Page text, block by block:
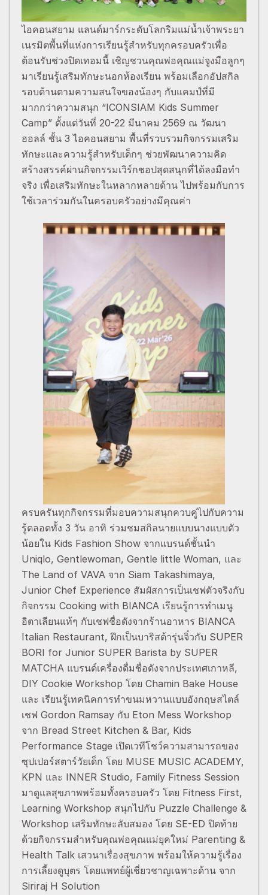
ไอคอนสยาม แลนด์มาร์กระดับโลกริมแม่น้ำเจ้าพระยา
เนรมิตพื้นที่แห่งการเรียนรู้สำหรับทุกครอบครัวเพื่อ
ต้อนรับช่วงปิดเทอมนี้ เชิญชวนคุณพ่อคุณแม่จูงมือลูกๆ
มาเรียนรู้เสริมทักษะนอกห้องเรียน พร้อมเลือกอัปสกิล
รอบด้านตามความสนใจของน้องๆ กับแคมป์ที่มี
มากกว่าความสนุก “ICONSIAM Kids Summer
Camp” ตั้งแต่วันที่ 20-22 มีนาคม 2569 ณ วัฒนา
ฮอลล์ ชั้น 3 ไอคอนสยาม พื้นที่รวบรวมกิจกรรมเสริม
ทักษะและความรู้สำหรับเด็กๆ ช่วยพัฒนาความคิด
สร้างสรรค์ผ่านกิจกรรมเวิร์กชอปสุดสนุกที่ได้ลงมือทำ
จริง เพื่อเสริมทักษะในหลากหลายด้าน ไปพร้อมกับการ
ใช้เวลาร่วมกันในครอบครัวอย่างมีคุณค่า
ครบครันทุกกิจกรรมที่มอบความสนุกควบคู่ไปกับความ
รู้ตลอดทั้ง 3 วัน อาทิ ร่วมชมสกิลนายแบบนางแบบตัว
น้อยใน Kids Fashion Show จากแบรนด์ชั้นนำ
Uniqlo, Gentlewoman, Gentle little Woman, และ
The Land of VAVA จาก Siam Takashimaya,
Junior Chef Experience สัมผัสการเป็นเชฟตัวจริงกับ
กิจกรรม Cooking with BIANCA เรียนรู้การทำเมนู
อิตาเลียนแท้ๆ กับเชฟชื่อดังจากร้านอาหาร BIANCA
Italian Restaurant, ฝึกเป็นบาริสต้ารุ่นจิ๋วกับ SUPER
BORI for Junior SUPER Barista by SUPER
MATCHA แบรนด์เครื่องดื่มชื่อดังจากประเทศเกาหลี,
DIY Cookie Workshop โดย Chamin Bake House
และ เรียนรู้เทคนิคการทำขนมหวานแบบอังกฤษสไตล์
เชฟ Gordon Ramsay กับ Eton Mess Workshop
จาก Bread Street Kitchen & Bar, Kids
Performance Stage เปิดเวทีโชว์ความสามารถของ
ซุปเปอร์สตาร์วัยเด็ก โดย MUSE MUSIC ACADEMY,
KPN และ INNER Studio, Family Fitness Session
มาดูแลสุขภาพพร้อมทั้งครอบครัว โดย Fitness First,
Learning Workshop สนุกไปกับ Puzzle Challenge &
Workshop เสริมทักษะลับสมอง โดย SE-ED ปิดท้าย
ด้วยกิจกรรมสำหรับคุณพ่อคุณแม่ยุคใหม่ Parenting &
Health Talk เสวนาเรื่องสุขภาพ พร้อมให้ความรู้เรื่อง
การเลี้ยงดูบุตร โดยแพทย์ผู้เชี่ยวชาญเฉพาะด้าน จาก
Siriraj H Solution